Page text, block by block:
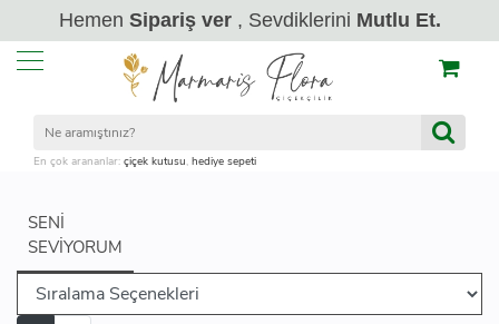
Hemen Sipariş ver, Sevdiklerini Mutlu Et.
En çok arananlar: çiçek kutusu, hediye sepeti
SENI
SEVIYORUM